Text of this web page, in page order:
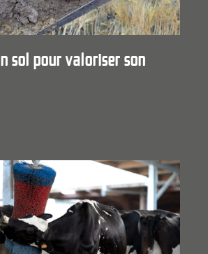
sol pour valoriser son